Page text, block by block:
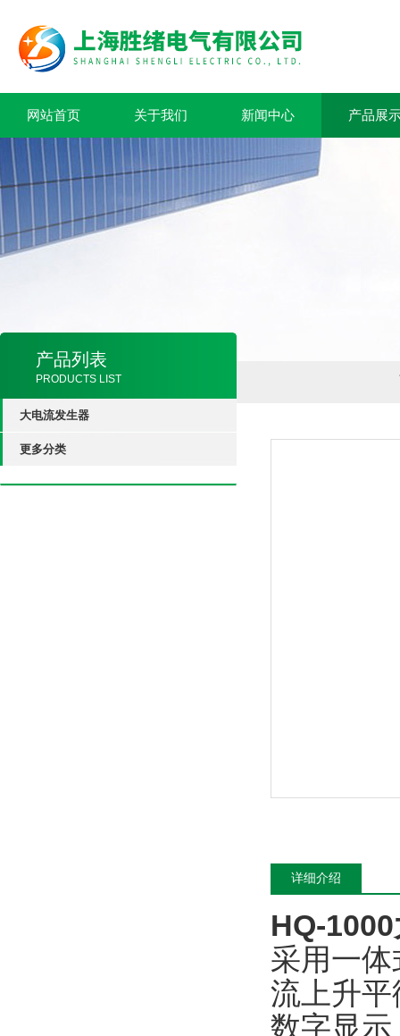
网站首页 关于我们 新闻中心 产品展
产品列表
PRODUCTS LIST
大电流发生器
更多分类
详细介绍
HQ-
采用一
流上升
数字显